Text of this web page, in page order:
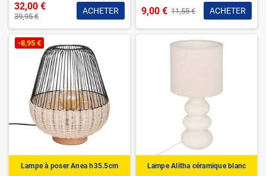
32,00 €
39,95 €
ACHETER 9,00 € 11,55 € ACHETER
-8,95 €
Lampe à poser Anea h35.5cm Lampe Alitha céramique blanc